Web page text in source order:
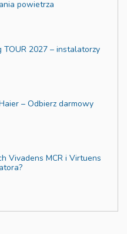
powietrza
2027 – instalatorzy
– Odbierz darmowy
Vivadens MCR i Virtuens